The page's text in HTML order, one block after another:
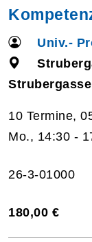
Univ.-
10 Termine,
Mo., 14:30 -
26-3-01000
180,00 €